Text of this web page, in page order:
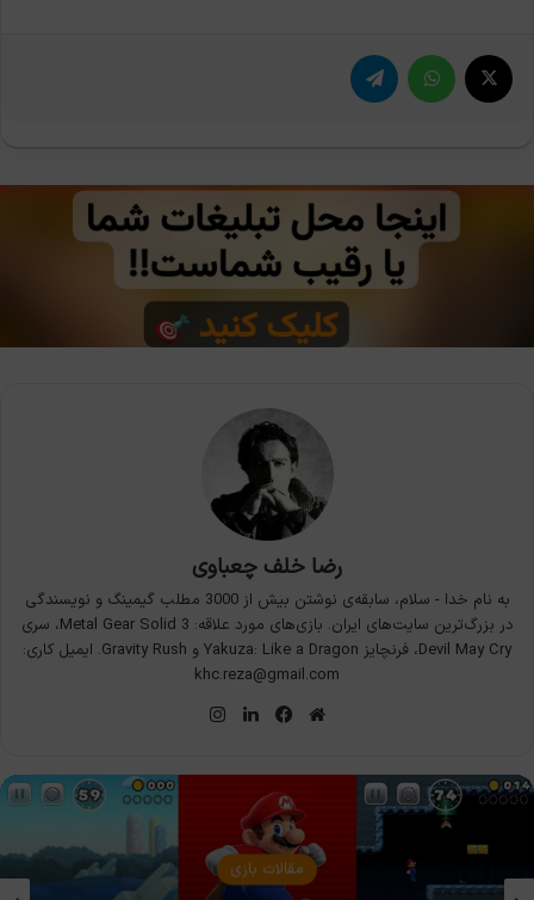
رضا خلف چعباوی
به نام خدا - سلام، سابقه‌ی نوشتن بیش از 3000 مطلب گیمینگ و نویسندگی
در بزرگ‌ترین سایت‌های ایران. بازی‌های مورد علاقه: Metal Gear Solid 3، سری
Devil May Cry، فرنچایز Yakuza: Like a Dragon و Gravity Rush. ایمیل کاری:
khc.reza@gmail.com
وبسایت
فیس
لینکدین
مقالات بازی